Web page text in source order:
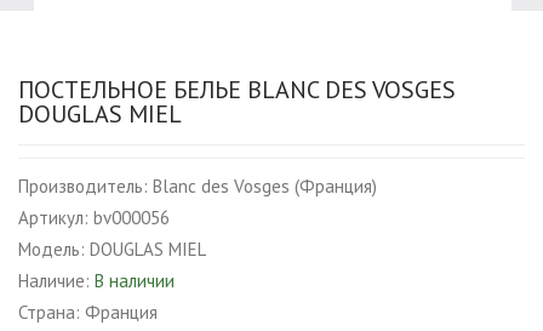
ПОСТЕЛЬНОЕ БЕЛЬЕ BLANC DES VOSGES
DOUGLAS MIEL
Производитель: Blanc des Vosges (Франция)
Артикул: bv000056
Модель: DOUGLAS MIEL
Наличие: В наличии
Страна: Франция